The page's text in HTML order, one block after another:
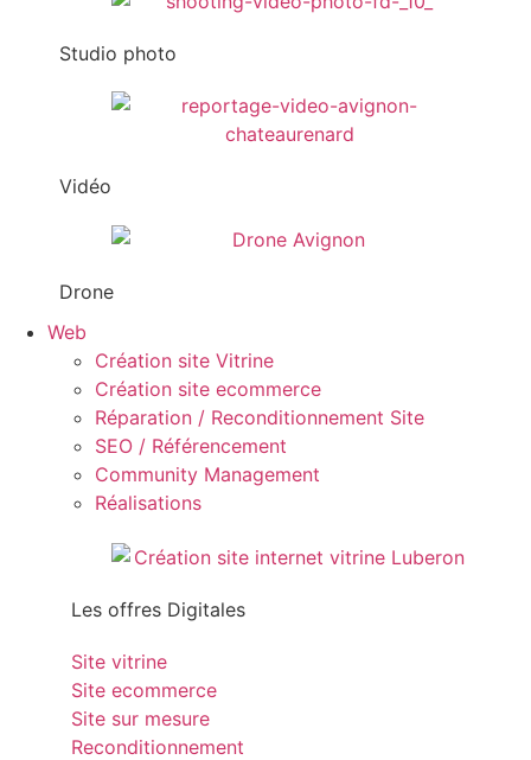
Studio photo
Vidéo
Drone
Web
Création site Vitrine
Création site ecommerce
Réparation / Reconditionnement Site
SEO / Référencement
Community Management
Réalisations
Les offres Digitales
Site vitrine
Site ecommerce
Site sur mesure
Reconditionnement